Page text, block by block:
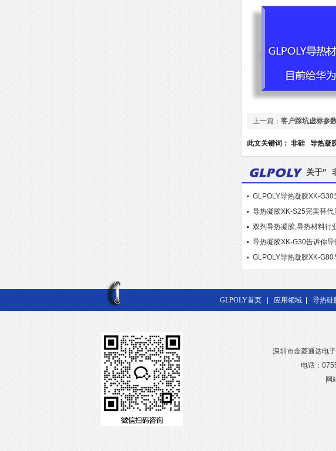
上一篇： 客户踩坑虚标参
硅胶片XK-P150
此文关键词： 非硅 导热凝
关于"
GLPOLY导热凝胶XK-
导热凝胶XK-S25完美替
热凝胶
双剂导热凝胶,导热材料行
导热凝胶XK-G30告诉你
GLPOLY导热凝胶XK-
GLPOLY首页 应用领域 导热硅
深圳市金菱通达电
电话：
网